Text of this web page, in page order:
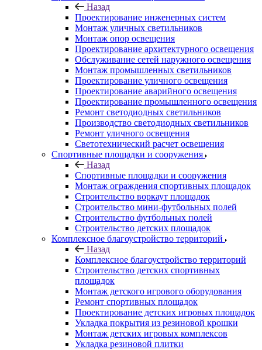
Назад
Проектирование инженерных систем
Монтаж уличных светильников
Монтаж опор освещения
Проектирование архитектурного освещения
Обслуживание сетей наружного освещения
Монтаж промышленных светильников
Проектирование уличного освещения
Проектирование аварийного освещения
Проектирование промышленного освещения
Ремонт светодиодных светильников
Производство светодиодных светильников
Ремонт уличного освещения
Светотехнический расчет освещения
Спортивные площадки и сооружения
Назад
Спортивные площадки и сооружения
Монтаж ограждения спортивных площадок
Строительство воркаут площадок
Строительство мини-футбольных полей
Строительство футбольных полей
Строительство детских площадок
Комплексное благоустройство территорий
Назад
Комплексное благоустройство территорий
Строительство детских спортивных
площадок
Монтаж детского игрового оборудования
Ремонт спортивных площадок
Проектирование детских игровых площадок
Укладка покрытия из резиновой крошки
Монтаж детских игровых комплексов
Укладка резиновой плитки